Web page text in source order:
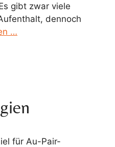
gibt zwar viele
dennoch
…
für Au-Pair-